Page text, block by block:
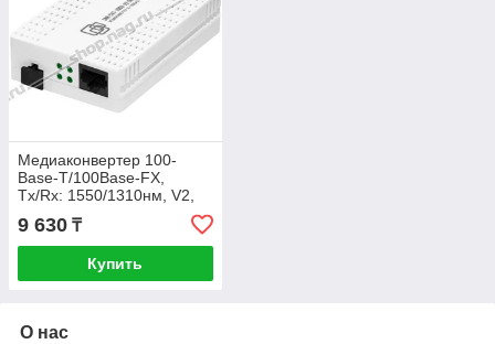
Медиаконвертер 100-
Base-T/100Base-FX,
Tx/Rx: 1550/1310нм, V2,
пластиковый корпус
9 630 ₸
Купить
О нас